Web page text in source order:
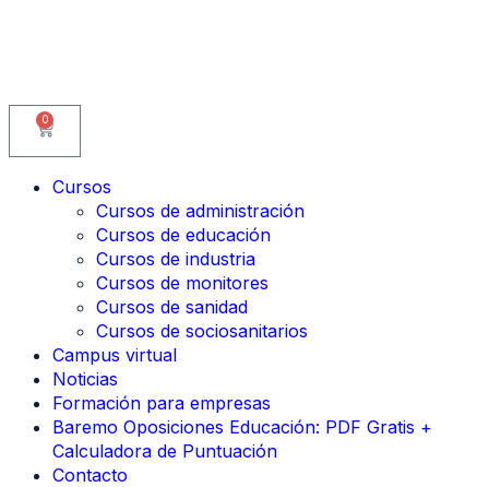
0
Cursos
Cursos de administración
Cursos de educación
Cursos de industria
Cursos de monitores
Cursos de sanidad
Cursos de sociosanitarios
Campus virtual
Noticias
Formación para empresas
Baremo Oposiciones Educación: PDF Gratis +
Calculadora de Puntuación
Contacto